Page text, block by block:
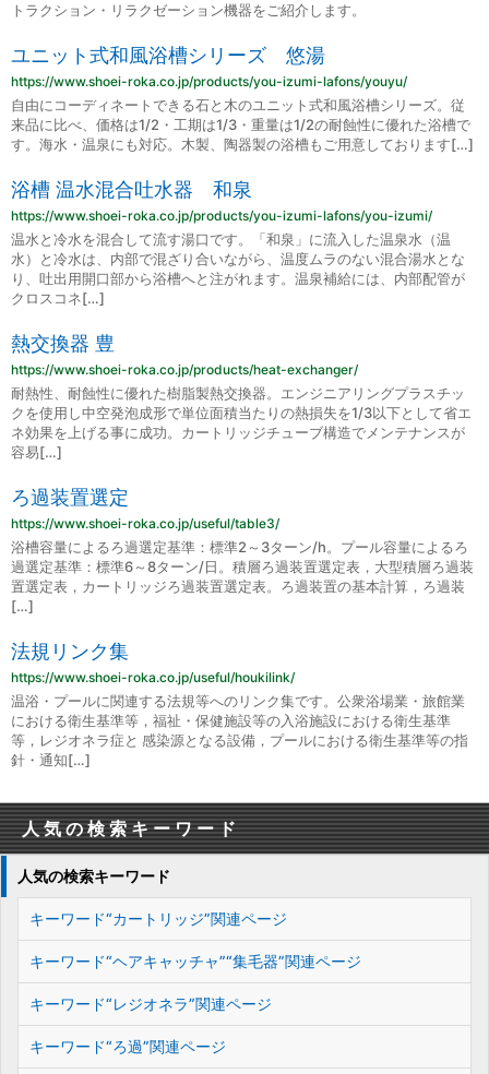
トラクション・リラクゼーション機器をご紹介します。
ユニット式和風浴槽シリーズ 悠湯
https://www.shoei-roka.co.jp/products/you-izumi-lafons/youyu/
自由にコーディネートできる石と木のユニット式和風浴槽シリーズ。従
来品に比べ、価格は1/2・工期は1/3・重量は1/2の耐蝕性に優れた浴槽で
す。海水・温泉にも対応。木製、陶器製の浴槽もご用意しております[…]
浴槽 温水混合吐水器 和泉
https://www.shoei-roka.co.jp/products/you-izumi-lafons/you-izumi/
温水と冷水を混合して流す湯口です。「和泉」に流入した温泉水（温
水）と冷水は、内部で混ざり合いながら、温度ムラのない混合湯水とな
り、吐出用開口部から浴槽へと注がれます。温泉補給には、内部配管が
クロスコネ[…]
熱交換器 豊
https://www.shoei-roka.co.jp/products/heat-exchanger/
耐熱性、耐蝕性に優れた樹脂製熱交換器。エンジニアリングプラスチッ
クを使用し中空発泡成形で単位面積当たりの熱損失を1/3以下として省エ
ネ効果を上げる事に成功。カートリッジチューブ構造でメンテナンスが
容易[…]
ろ過装置選定
https://www.shoei-roka.co.jp/useful/table3/
浴槽容量によるろ過選定基準：標準2～3ターン/h。プール容量によるろ
過選定基準：標準6～8ターン/日。積層ろ過装置選定表，大型積層ろ過装
置選定表，カートリッジろ過装置選定表。ろ過装置の基本計算，ろ過装
[…]
法規リンク集
https://www.shoei-roka.co.jp/useful/houkilink/
温浴・プールに関連する法規等へのリンク集です。公衆浴場業・旅館業
における衛生基準等，福祉・保健施設等の入浴施設における衛生基準
等，レジオネラ症と 感染源となる設備，プールにおける衛生基準等の指
針・通知[…]
人気の検索キーワード
人気の検索キーワード
キーワード“カートリッジ”関連ページ
キーワード“ヘアキャッチャ”“集毛器”関連ページ
キーワード“レジオネラ”関連ページ
キーワード“ろ過”関連ページ